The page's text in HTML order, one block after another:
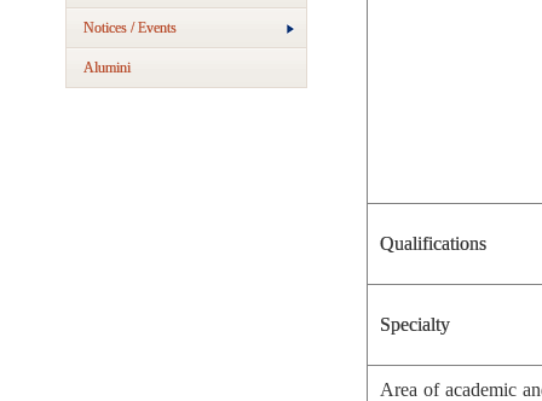
Notices / Events
Alumini
Qualifications
Specialty
Area of academic